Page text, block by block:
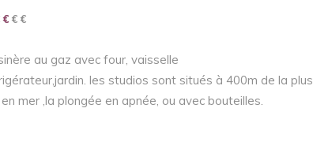
€ € €
€
au gaz avec four, vaisselle
les studios sont situés à 400m de la plus
mer ,la plongée en apnée, ou avec bouteilles.